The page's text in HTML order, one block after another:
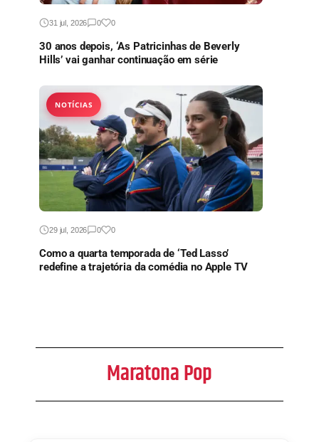
31 jul, 2026 0 0
30 anos depois, ‘As Patricinhas de Beverly
Hills’ vai ganhar continuação em série
NOTÍCIAS
29 jul, 2026 0 0
Como a quarta temporada de ‘Ted Lasso’
redefine a trajetória da comédia no Apple TV
Maratona Pop